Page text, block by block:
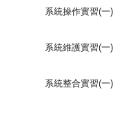
系統操作實習(一)
系統維護實習(一)
系統整合實習(一)